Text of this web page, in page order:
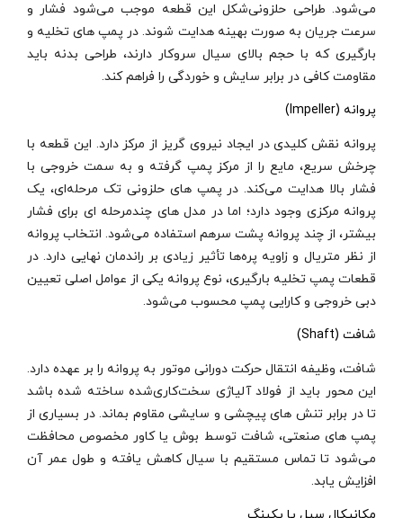
می‌شود. طراحی حلزونی‌شکل این قطعه موجب می‌شود فشار و
سرعت جریان به صورت بهینه هدایت شوند. در پمپ‌ های تخلیه و
بارگیری که با حجم بالای سیال سروکار دارند، طراحی بدنه باید
مقاومت کافی در برابر سایش و خوردگی را فراهم کند.
پروانه (Impeller)
پروانه نقش کلیدی در ایجاد نیروی گریز از مرکز دارد. این قطعه با
چرخش سریع، مایع را از مرکز پمپ گرفته و به سمت خروجی با
فشار بالا هدایت می‌کند. در پمپ‌ های حلزونی تک‌ مرحله‌ای، یک
پروانه مرکزی وجود دارد؛ اما در مدل‌ های چندمرحله‌ ای برای فشار
بیشتر، از چند پروانه پشت سرهم استفاده می‌شود. انتخاب پروانه
از نظر متریال و زاویه پره‌ها تأثیر زیادی بر راندمان نهایی دارد. در
قطعات پمپ تخلیه بارگیری، نوع پروانه یکی از عوامل اصلی تعیین
دبی خروجی و کارایی پمپ محسوب می‌شود.
شافت (Shaft)
شافت، وظیفه انتقال حرکت دورانی موتور به پروانه را بر عهده دارد.
این محور باید از فولاد آلیاژی سخت‌کاری‌شده ساخته شده باشد
تا در برابر تنش‌ های پیچشی و سایشی مقاوم بماند. در بسیاری از
پمپ‌ های صنعتی، شافت توسط بوش یا کاور مخصوص محافظت
می‌شود تا تماس مستقیم با سیال کاهش یافته و طول عمر آن
افزایش یابد.